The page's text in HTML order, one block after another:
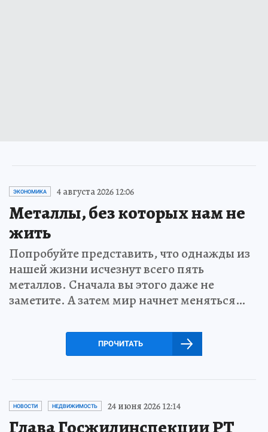
ЭКОНОМИКА 4 августа 2026 12:06
Металлы, без которых нам не
жить
Попробуйте представить, что однажды из
нашей жизни исчезнут всего пять
металлов. Сначала вы этого даже не
заметите. А затем мир начнет меняться…
ПРОЧИТАТЬ
НОВОСТИ НЕДВИЖИМОСТЬ 24 июня 2026 12:14
Глава Госжилинспекции РТ